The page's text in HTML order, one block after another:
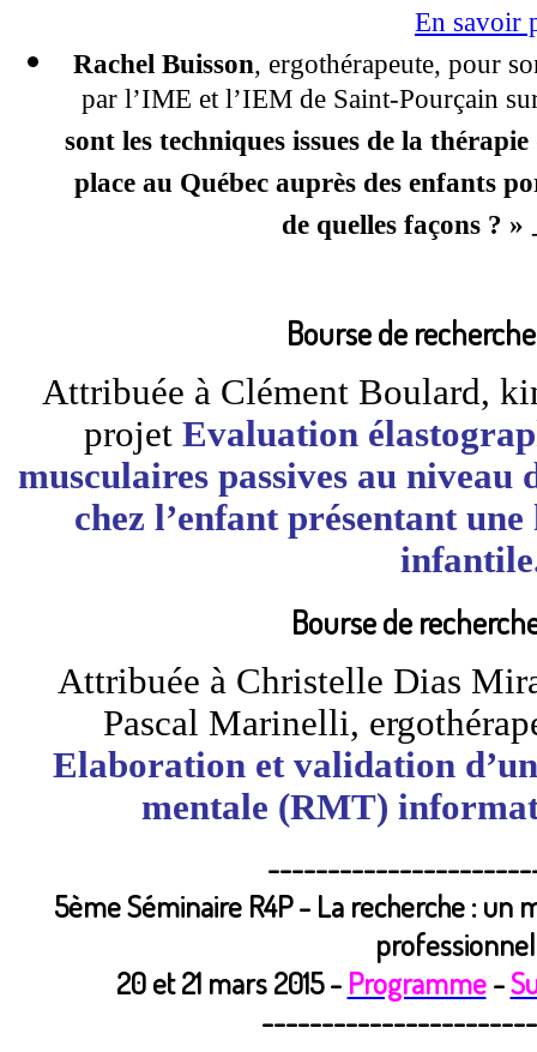
En savoir
Rachel Buisson, ergothérapeute, pour
par l’IME et l’IEM de Saint-Pourçain
sont les techniques issues de la
place au Québec auprès des enfants
de quelles façons ? »
Bourse de
Attribuée à Clément Boulard,
projet Evaluation
musculaires passives au niveau
chez l’enfant présentant
Bourse de
Attribuée à Christelle Dias
Pascal Marinelli,
Elaboration et validation
mentale (RMT)
5ème Séminaire R4P - La recherche : un
20 et 21 mars 2015 - Programme-